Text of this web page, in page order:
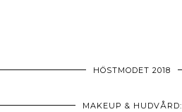
HÖSTMODET 2018
MAKEUP & HUDVÅRD: